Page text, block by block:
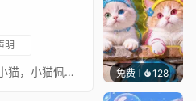
明
粉嫩樱花环绕着绿眼睛白色小猫，小猫佩戴粉色珍珠项圈，点缀可爱涂鸦与泡泡，氛围软萌清新治愈。 免费 128豆子